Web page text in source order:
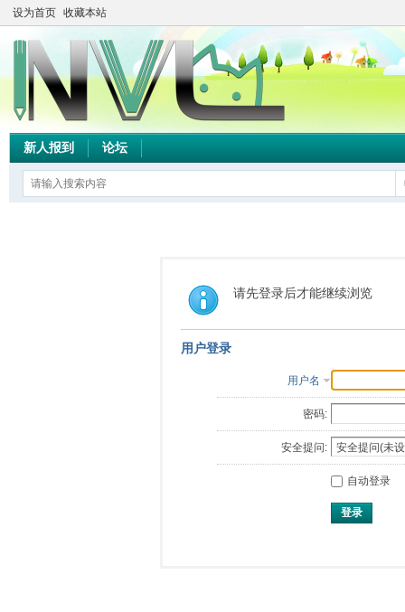
设为首页 收藏本站
新人报到 论坛
请先登录后才能继续浏览
用户登录
用户名
密码:
安全提问:
自动登录
登录